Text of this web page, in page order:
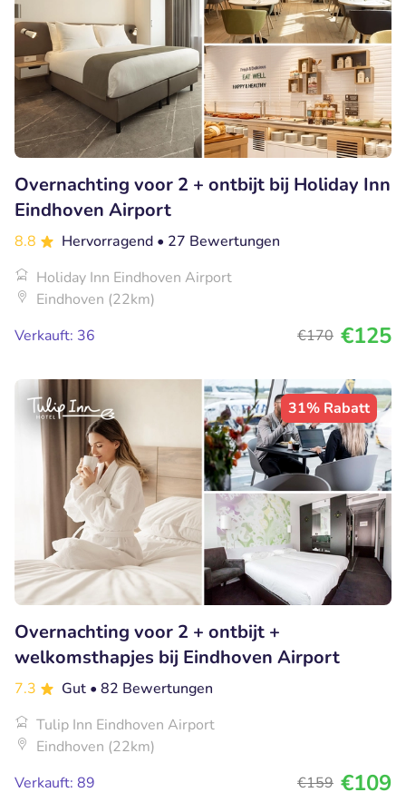
Overnachting voor 2 + ontbijt bij Holiday Inn
Eindhoven Airport
8.8 Hervorragend • 27 Bewertungen
Holiday Inn Eindhoven Airport
Eindhoven (22km)
Verkauft: 36
€170 €125
31% Rabatt
Overnachting voor 2 + ontbijt +
welkomsthapjes bij Eindhoven Airport
7.3 Gut • 82 Bewertungen
Tulip Inn Eindhoven Airport
Eindhoven (22km)
Verkauft: 89
€159 €109